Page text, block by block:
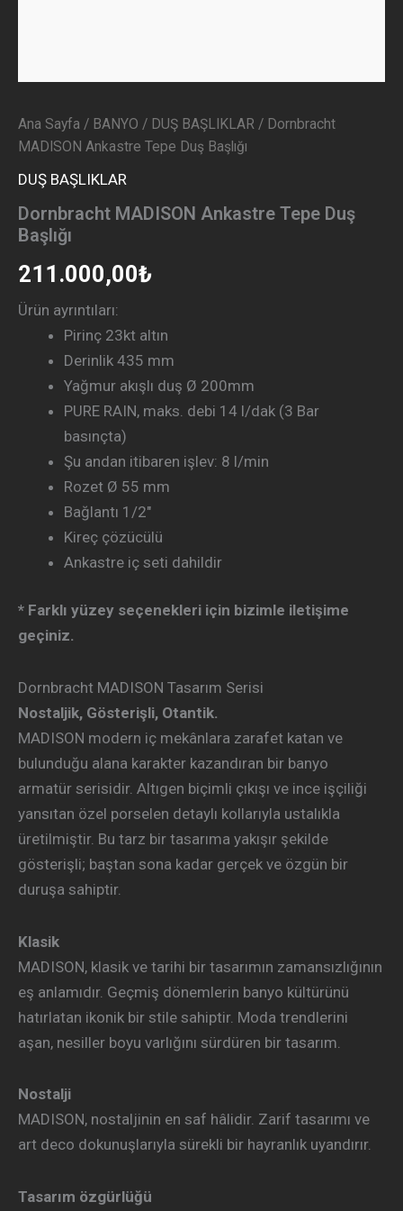
Ana Sayfa / BANYO / DUŞ BAŞLIKLAR / Dornbracht
MADISON Ankastre Tepe Duş Başlığı
DUŞ BAŞLIKLAR
Dornbracht MADISON Ankastre Tepe Duş
Başlığı
211.000,00₺
Ürün ayrıntıları:
Pirinç 23kt altın
Derinlik 435 mm
Yağmur akışlı duş Ø 200mm
PURE RAIN, maks. debi 14 l/dak (3 Bar
basınçta)
Şu andan itibaren işlev: 8 l/min
Rozet Ø 55 mm
Bağlantı 1/2″
Kireç çözücülü
Ankastre iç seti dahildir
* Farklı yüzey seçenekleri için bizimle iletişime
geçiniz.
Dornbracht MADISON Tasarım Serisi
Nostaljik, Gösterişli, Otantik.
MADISON modern iç mekânlara zarafet katan ve
bulunduğu alana karakter kazandıran bir banyo
armatür serisidir. Altıgen biçimli çıkışı ve ince işçiliği
yansıtan özel porselen detaylı kollarıyla ustalıkla
üretilmiştir. Bu tarz bir tasarıma yakışır şekilde
gösterişli; baştan sona kadar gerçek ve özgün bir
duruşa sahiptir.
Klasik
MADISON, klasik ve tarihi bir tasarımın zamansızlığının
eş anlamıdır. Geçmiş dönemlerin banyo kültürünü
hatırlatan ikonik bir stile sahiptir. Moda trendlerini
aşan, nesiller boyu varlığını sürdüren bir tasarım.
Nostalji
MADISON, nostaljinin en saf hâlidir. Zarif tasarımı ve
art deco dokunuşlarıyla sürekli bir hayranlık uyandırır.
Tasarım özgürlüğü